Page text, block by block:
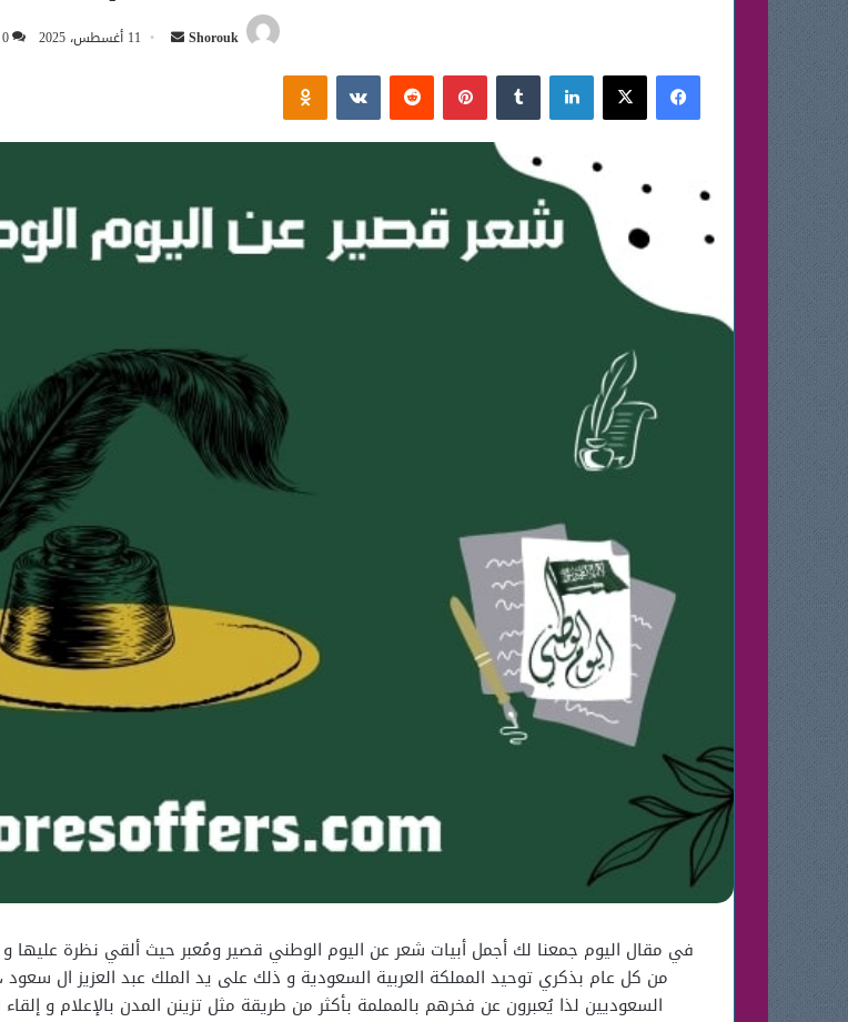
Shorouk
أرسل 11 أغسطس، 2025 0
فيسبوك‫X لينكدإن بينتيريست Odnoklassniki
من كل عام بذكري توحيد المملكة العربية السعودية و ذلك على يد الملك عبد العزيز ال
السعوديين لذا يُعبرون عن فخرهم بالمملمة بأكثر من طريقة مثل تزينن المدن بالإعلام و